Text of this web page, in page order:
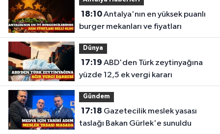
18:10Antalya'nın en yüksek puanlı
burger mekanları ve fiyatları
Dünya
17:19
yüzde 12,5 ek vergi kararı
Gündem
17:18
taslağı Bakan Gürlek'e sunuldu